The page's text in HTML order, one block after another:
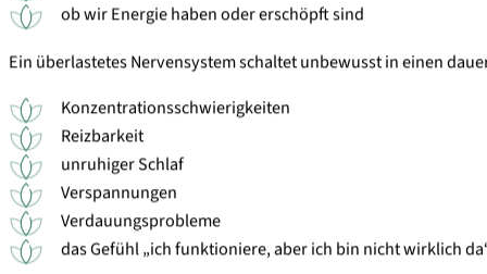
ob wir Energie haben oder erschöpft sind
Ein überlastetes Nervensystem schaltet unbewusst in einen
Konzentrationsschwierigkeiten
Reizbarkeit
unruhiger Schlaf
Verspannungen
Verdauungsprobleme
das Gefühl „ich funktioniere, aber ich bin nicht wirklich